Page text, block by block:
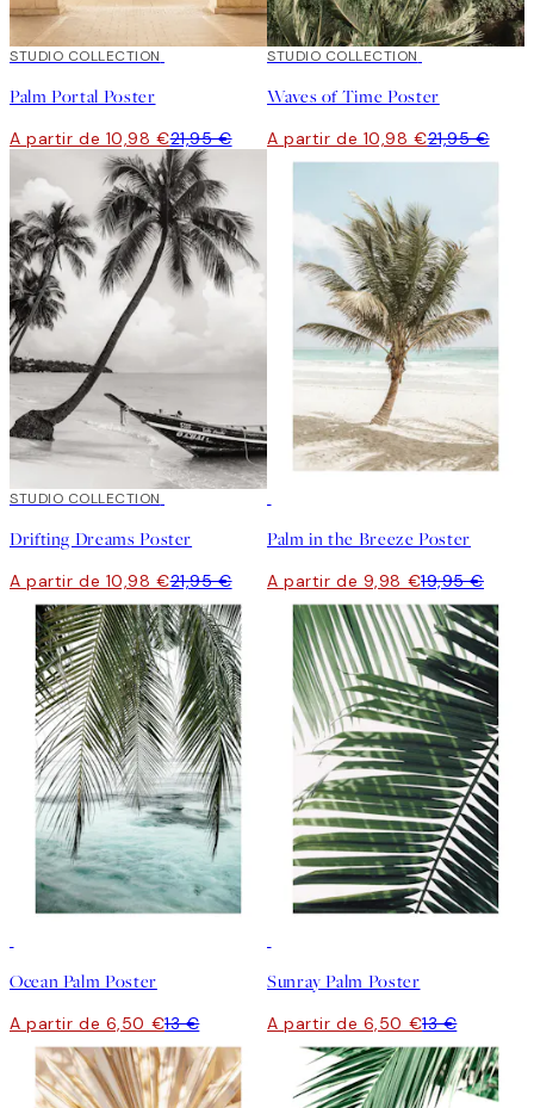
50%*
STUDIO COLLECTION
Palm Portal Poster
A partir de 10,98 €21,95 €
50%*
STUDIO COLLECTION
Waves of Time Poster
A partir de 10,98 €21,95 €
50%*
STUDIO COLLECTION
Drifting Dreams Poster
A partir de 10,98 €21,95 €
Palm in the Breeze Poster
A partir de 9,98 €19,95 €
Ocean Palm Poster
A partir de 6,50 €13 €
Sunray Palm Poster
A partir de 6,50 €13 €